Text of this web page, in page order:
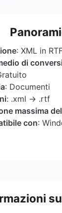
: XML in
di
: Documenti
: .xml → .rtf
massima
con: